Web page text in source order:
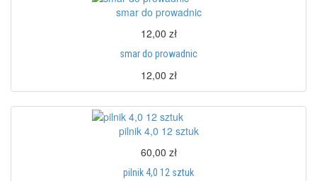
smar do prowadnic
12,00 zł
smar do prowadnic
12,00 zł
pilnik 4,0 12 sztuk
60,00 zł
pilnik 4,0 12 sztuk